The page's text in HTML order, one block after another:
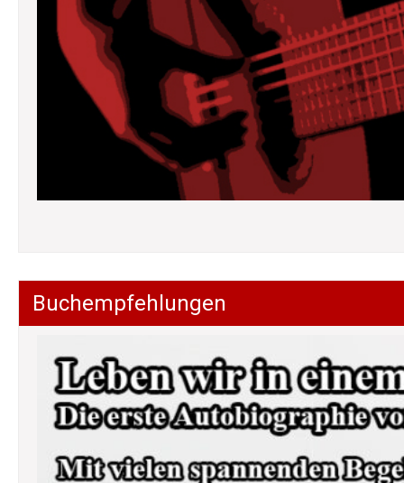
Buchempfehlungen